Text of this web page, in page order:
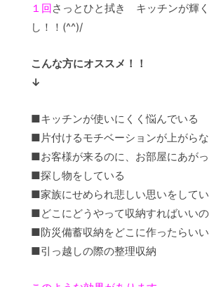
１回さっとひと拭き キッチンが輝く
し！！(^^)/
こんな方にオススメ！！
↓
■キッチンが使いにくく悩んでいる
■片付けるモチベーションが上がら
■お客様が来るのに、お部屋にあが
■探し物をしている
■家族にせめられ悲しい思いをして
■どこにどうやって収納すればいい
■防災備蓄収納をどこに作ったらい
■引っ越しの際の整理収納